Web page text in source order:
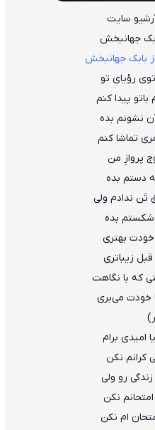
سایت
جهانبخش
بابک جهانبخش
رؤیای تو
پیدا کنم
نشونم بده
تماشا کنم
پروازِ من
دستم بده
ندادم ولی
شکستم بده
بهتری
زیباتری
که با نگاهت
خودت می‌بری
امیدی برام
کرانم نکن
رو ولی
نکن
ام نکن